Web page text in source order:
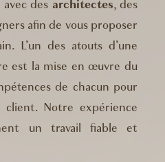
des architectes, des
afin de vous proposer
L’un des atouts d’une
est la mise en œuvre du
de chacun pour
client. Notre expérience
un travail fiable et